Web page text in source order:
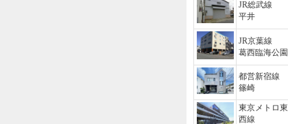
JR総武線
平井
JR京葉線
葛西臨海公園
都営新宿線
篠崎
東京メトロ東
西線